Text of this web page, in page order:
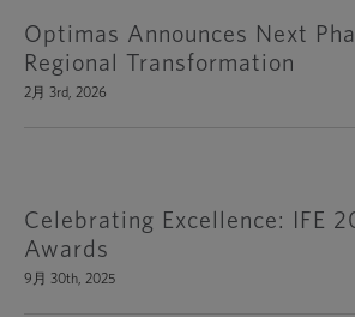
Optimas Announces Next
Regional Transformation
2月 3rd, 2026
Celebrating Excellence: IFE
Awards
9月 30th, 2025